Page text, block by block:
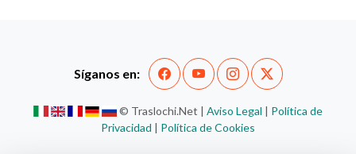
Síganos en:
© Traslochi.Net |Aviso Legal | Política de
Privacidad | Política de Cookies